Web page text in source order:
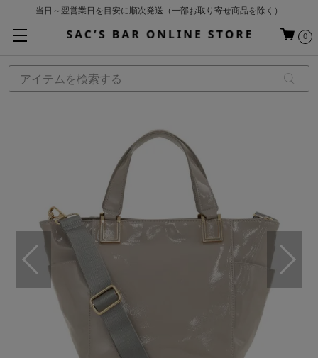
当日～翌営業日を目安に順次発送（一部お取り寄せ商品を除く）
基本配送料 ¥550(沖縄・離島を除く)
0